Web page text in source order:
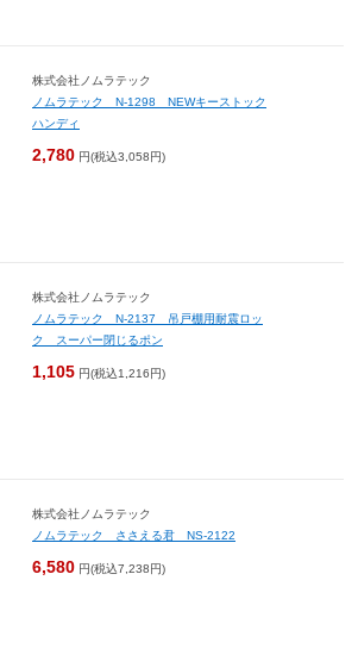
株式会社ノムラテック
ノムラテック N-1298 NEWキーストック
ハンディ
2,780 円(税込3,058円)
株式会社ノムラテック
ノムラテック N-2137 吊戸棚用耐震ロッ
ク スーパー閉じるポン
1,105 円(税込1,216円)
株式会社ノムラテック
ノムラテック ささえる君 NS-2122
6,580 円(税込7,238円)